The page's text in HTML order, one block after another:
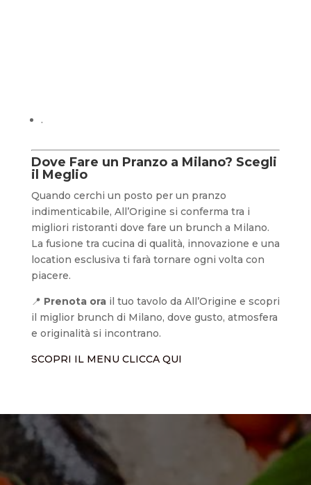
.
Dove Fare un Pranzo a Milano? Scegli
il Meglio
Quando cerchi un posto per un pranzo
indimenticabile, All’Origine si conferma tra i
migliori ristoranti dove fare un brunch a Milano.
La fusione tra cucina di qualità, innovazione e una
location esclusiva ti farà tornare ogni volta con
piacere.
📍 Prenota orail tuo tavolo da All’Origine e scopri
il miglior brunch di Milano, dove gusto, atmosfera
e originalità si incontrano.
SCOPRI IL MENU CLICCA QUI